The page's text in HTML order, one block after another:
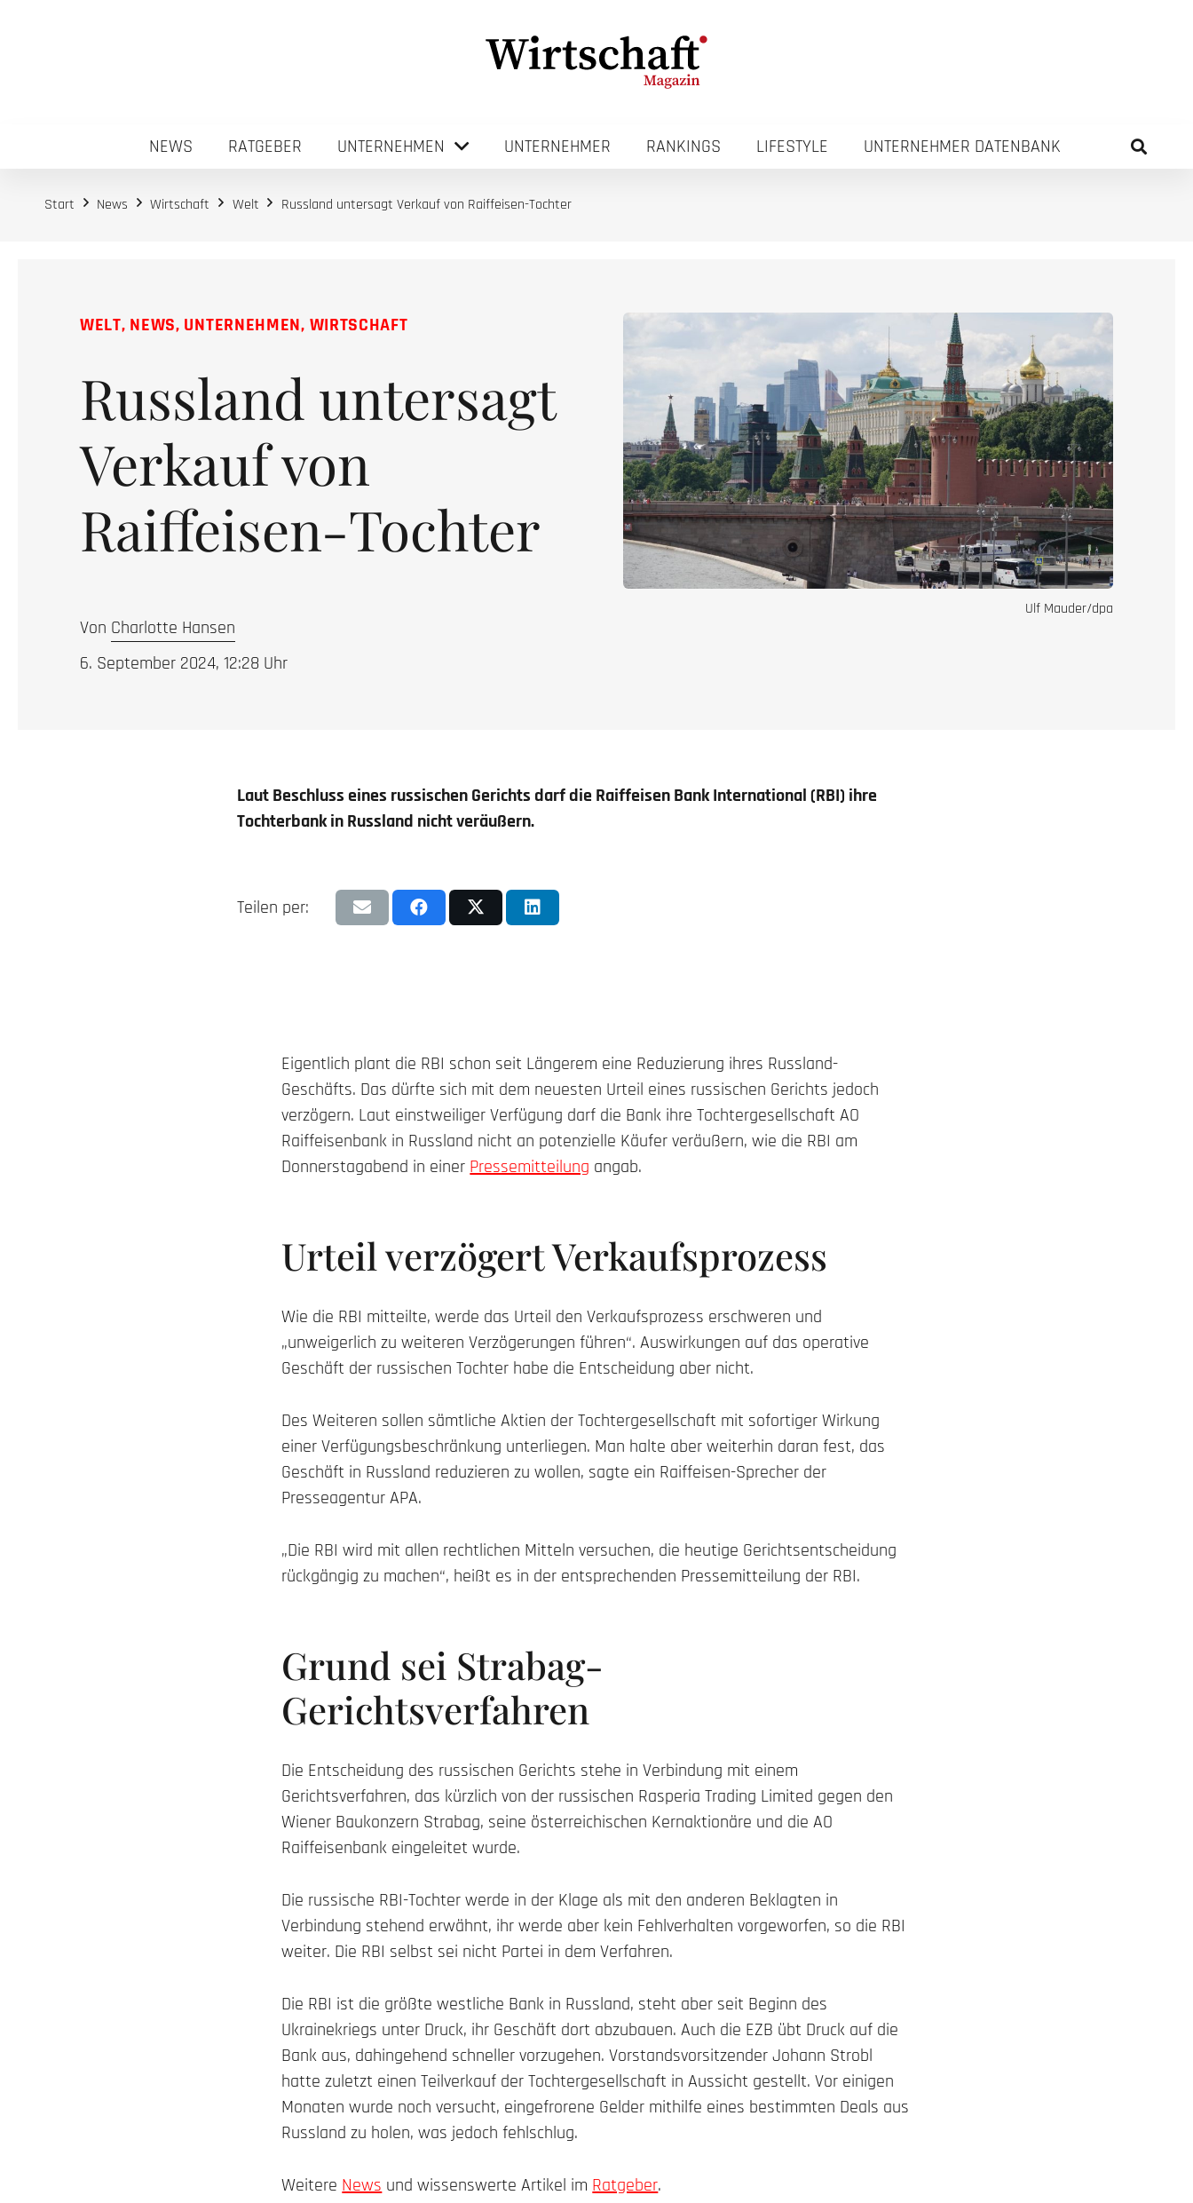
NEWS RATGEBER UNTERNEHMEN UNTERNEHMER RANKINGS LIFESTYLE UNTERNEHMER DATENBANK
Start News Wirtschaft Welt Russland untersagt Verkauf von Raiffeisen-Tochter
WELT, NEWS, UNTERNEHMEN, WIRTSCHAFT
Russland untersagt
Verkauf von
Raiffeisen-Tochter
Von Charlotte Hansen
6. September 2024, 12:28 Uhr
Ulf Mauder/dpa
Laut Beschluss eines russischen Gerichts darf die Raiffeisen Bank International (RBI) ihre
Tochterbank in Russland nicht veräußern.
Teilen per:
Eigentlich plant die RBI schon seit Längerem eine Reduzierung ihres Russland-
Geschäfts. Das dürfte sich mit dem neuesten Urteil eines russischen Gerichts jedoch
verzögern. Laut einstweiliger Verfügung darf die Bank ihre Tochtergesellschaft AO
Raiffeisenbank in Russland nicht an potenzielle Käufer veräußern, wie die RBI am
Donnerstagabend in einer Pressemitteilung angab.
Urteil verzögert Verkaufsprozess
Wie die RBI mitteilte, werde das Urteil den Verkaufsprozess erschweren und
„unweigerlich zu weiteren Verzögerungen führen“. Auswirkungen auf das operative
Geschäft der russischen Tochter habe die Entscheidung aber nicht.
Des Weiteren sollen sämtliche Aktien der Tochtergesellschaft mit sofortiger Wirkung
einer Verfügungsbeschränkung unterliegen. Man halte aber weiterhin daran fest, das
Geschäft in Russland reduzieren zu wollen, sagte ein Raiffeisen-Sprecher der
Presseagentur APA.
„Die RBI wird mit allen rechtlichen Mitteln versuchen, die heutige Gerichtsentscheidung
rückgängig zu machen“, heißt es in der entsprechenden Pressemitteilung der RBI.
Grund sei Strabag-
Gerichtsverfahren
Die Entscheidung des russischen Gerichts stehe in Verbindung mit einem
Gerichtsverfahren, das kürzlich von der russischen Rasperia Trading Limited gegen den
Wiener Baukonzern Strabag, seine österreichischen Kernaktionäre und die AO
Raiffeisenbank eingeleitet wurde.
Die russische RBI-Tochter werde in der Klage als mit den anderen Beklagten in
Verbindung stehend erwähnt, ihr werde aber kein Fehlverhalten vorgeworfen, so die RBI
weiter. Die RBI selbst sei nicht Partei in dem Verfahren.
Die RBI ist die größte westliche Bank in Russland, steht aber seit Beginn des
Ukrainekriegs unter Druck, ihr Geschäft dort abzubauen. Auch die EZB übt Druck auf die
Bank aus, dahingehend schneller vorzugehen. Vorstandsvorsitzender Johann Strobl
hatte zuletzt einen Teilverkauf der Tochtergesellschaft in Aussicht gestellt. Vor einigen
Monaten wurde noch versucht, eingefrorene Gelder mithilfe eines bestimmten Deals aus
Russland zu holen, was jedoch fehlschlug.
Weitere News und wissenswerte Artikel im Ratgeber.